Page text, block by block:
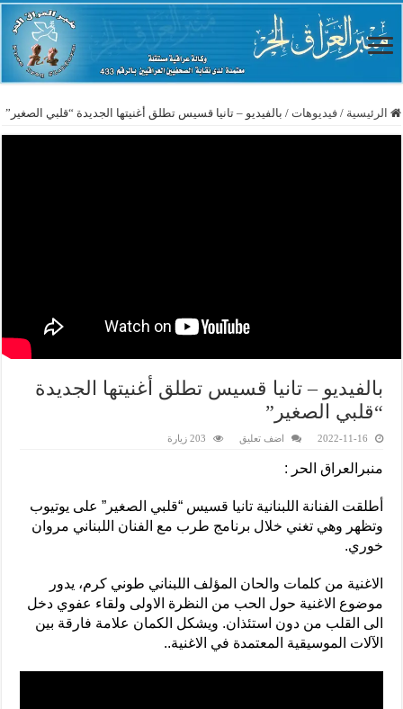
الرئيسية / فيديوهات / بالفيديو – تانيا قسيس تطلق أغنيتها الجديدة “قلبي الصغير”
بالفيديو – تانيا قسيس تطلق أغنيتها الجديدة
“قلبي الصغير”
2022-11-16 اضف تعليق 203 زيارة
منبرالعراق الحر :
أطلقت الفنانة اللبنانية تانيا قسيس “قلبي الصغير” على يوتيوب
وتظهر وهي تغني خلال برنامج طرب مع الفنان اللبناني مروان
خوري.
الاغنية من كلمات والحان المؤلف اللبناني طوني كرم، يدور
موضوع الاغنية حول الحب من النظرة الاولى ولقاء عفوي دخل
الى القلب من دون استئذان. ويشكل الكمان علامة فارقة بين
الآلات الموسيقية المعتمدة في الاغنية..